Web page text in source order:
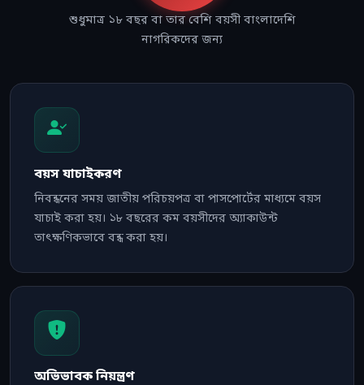
শুধুমাত্র ১৮ বছর বা তার বেশি বয়সী বাংলাদেশি
নাগরিকদের জন্য
বয়স যাচাইকরণ
নিবন্ধনের সময় জাতীয় পরিচয়পত্র বা পাসপোর্টের মাধ্যমে বয়স
যাচাই করা হয়। ১৮ বছরের কম বয়সীদের অ্যাকাউন্ট
তাৎক্ষণিকভাবে বন্ধ করা হয়।
অভিভাবক নিয়ন্ত্রণ